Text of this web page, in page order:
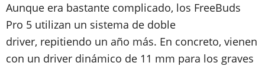
Aunque era bastante complicado, los FreeBuds
Pro 5 utilizan un sistema de doble
driver, repitiendo un año más. En concreto, vienen
con un driver dinámico de 11 mm para los graves